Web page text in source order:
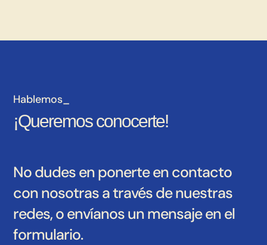
Hablemos_
¡Queremos conocerte!
No dudes en ponerte en contacto
con nosotras a través de nuestras
redes, o envíanos un mensaje en el
formulario.